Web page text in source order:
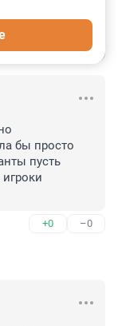
бы просто
пусть
+0 –0